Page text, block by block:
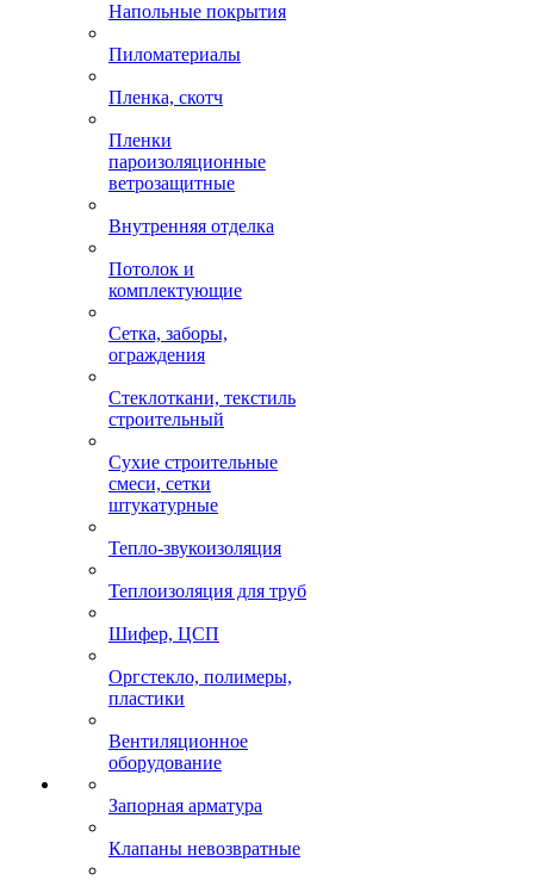
Напольные покрытия
Пиломатериалы
Пленка, скотч
Пленки
пароизоляционные
ветрозащитные
Внутренняя отделка
Потолок и
комплектующие
Сетка, заборы,
ограждения
Стеклоткани, текстиль
строительный
Сухие строительные
смеси, сетки
штукатурные
Тепло-звукоизоляция
Теплоизоляция для труб
Шифер, ЦСП
Оргстекло, полимеры,
пластики
Вентиляционное
оборудование
Запорная арматура
Клапаны невозвратные